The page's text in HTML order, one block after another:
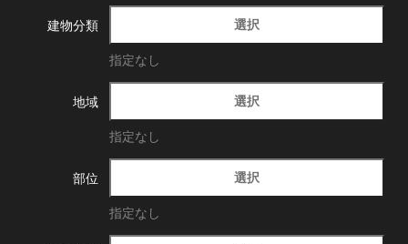
建物分類 選択
指定なし
地域 選択
指定なし
部位 選択
指定なし